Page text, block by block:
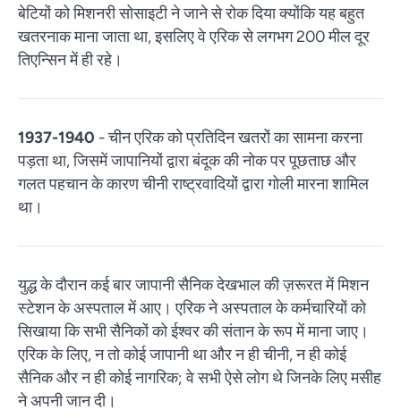
बेटियों को मिशनरी सोसाइटी ने जाने से रोक दिया क्योंकि यह बहुत
खतरनाक माना जाता था, इसलिए वे एरिक से लगभग 200 मील दूर
तिएन्सिन में ही रहे।
1937-1940 - चीन एरिक को प्रतिदिन खतरों का सामना करना
पड़ता था, जिसमें जापानियों द्वारा बंदूक की नोक पर पूछताछ और
गलत पहचान के कारण चीनी राष्ट्रवादियों द्वारा गोली मारना शामिल
था।
युद्ध के दौरान कई बार जापानी सैनिक देखभाल की ज़रूरत में मिशन
स्टेशन के अस्पताल में आए। एरिक ने अस्पताल के कर्मचारियों को
सिखाया कि सभी सैनिकों को ईश्वर की संतान के रूप में माना जाए।
एरिक के लिए, न तो कोई जापानी था और न ही चीनी, न ही कोई
सैनिक और न ही कोई नागरिक; वे सभी ऐसे लोग थे जिनके लिए मसीह
ने अपनी जान दी।